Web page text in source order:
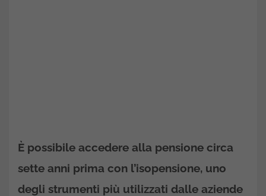
È possibile accedere alla pensione circa
sette anni prima con l’isopensione, uno
degli strumenti più utilizzati dalle aziende